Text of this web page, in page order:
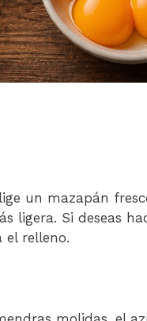
un mazapán
ligera. Si deseas
relleno.